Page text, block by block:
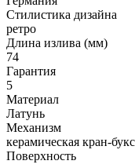
Стилистика дизайна
ретро
Длина излива (мм)
74
Гарантия
5
Материал
Латунь
Механизм
керамическая кран-
Поверхность